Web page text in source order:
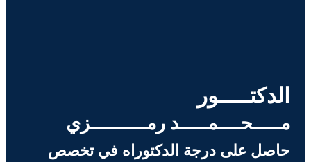
الدكتـــــور
مـــــحــــمـــــد رمــــــــــزي
حاصل على درجة الدكتوراه في تخصص